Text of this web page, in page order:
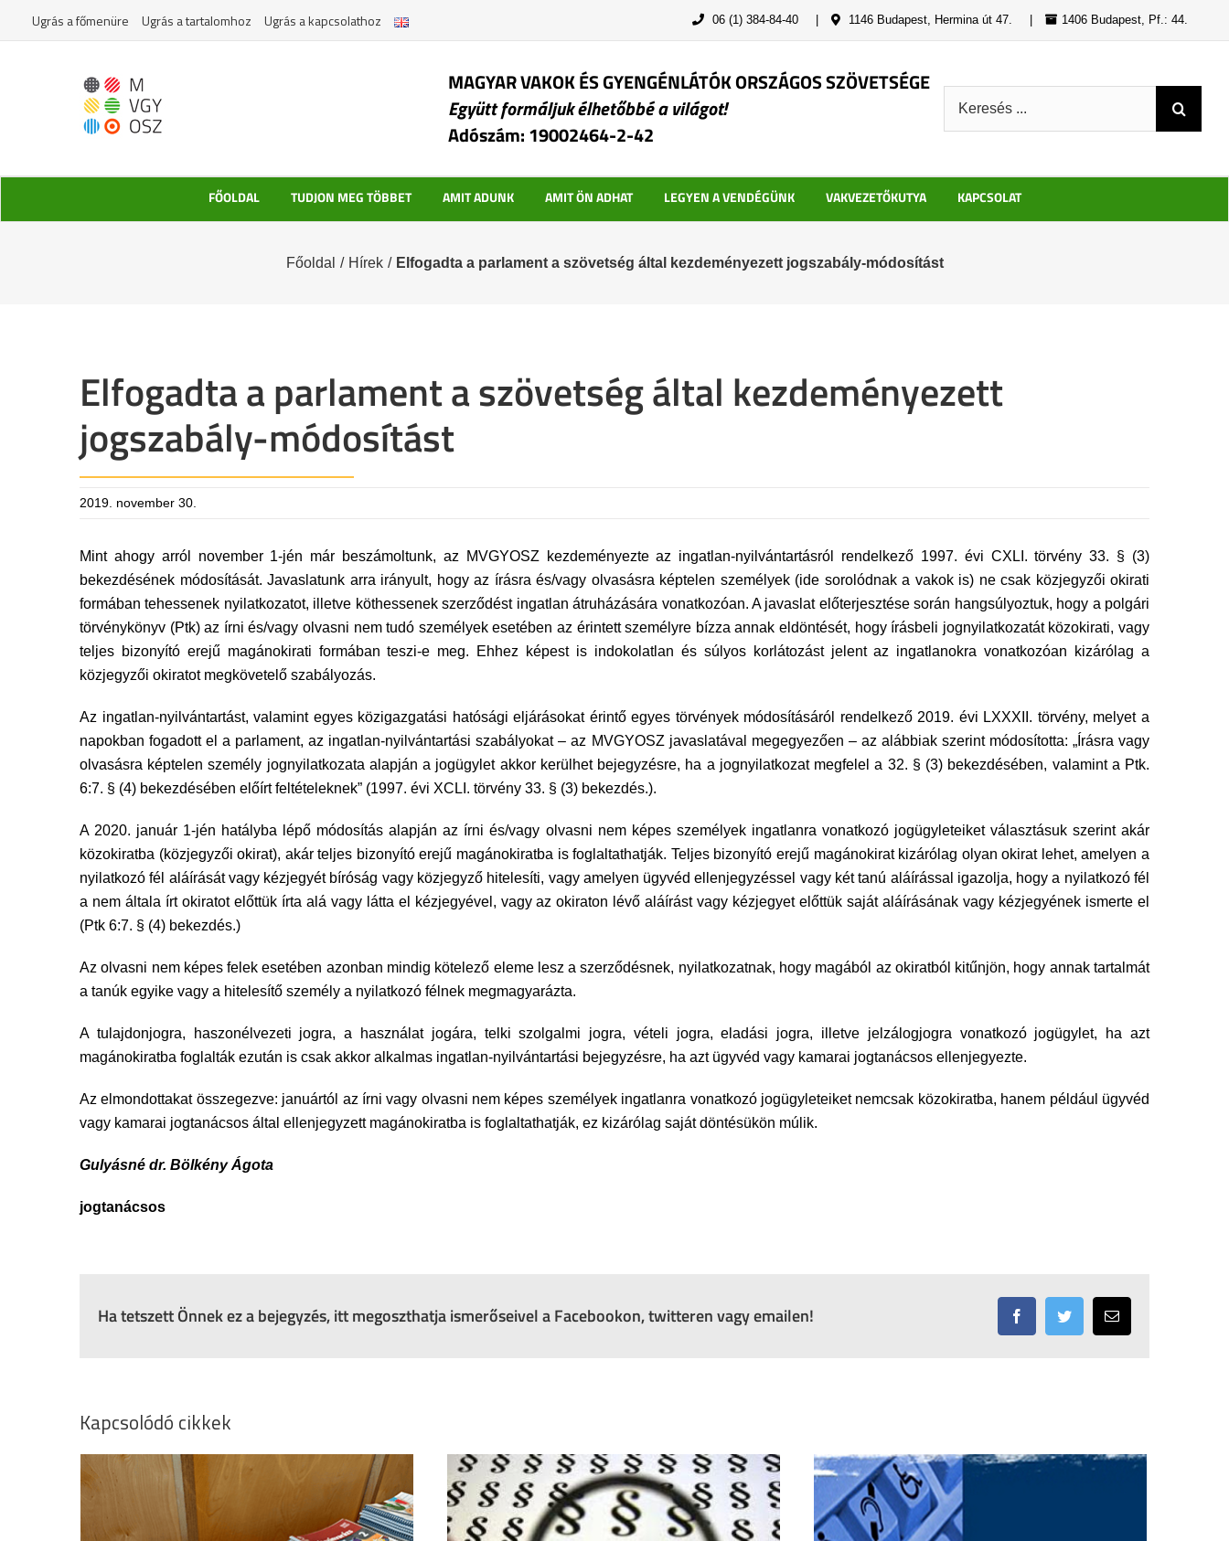
Ugrás a főmenüre Ugrás a tartalomhoz Ugrás a kapcsolathoz 06 (1) 384-84-40 1146 Budapest, Hermina út 47. 1406 Budapest, Pf.: 44.
MAGYAR VAKOK ÉS GYENGÉNLÁTÓK ORSZÁGOS SZÖVETSÉGE
Együtt formáljuk élhetőbbé a világot!
Adószám: 19002464-2-42
FŐOLDAL TUDJON MEG TÖBBET AMIT ADUNK AMIT ÖN ADHAT LEGYEN A VENDÉGÜNK VAKVEZETŐKUTYA KAPCSOLAT
Főoldal / Hírek / Elfogadta a parlament a szövetség által kezdeményezett jogszabály-módosítást
Elfogadta a parlament a szövetség által kezdeményezett
jogszabály-módosítást
2019. november 30.
Mint ahogy arról november 1-jén már beszámoltunk, az MVGYOSZ kezdeményezte az ingatlan-nyilvántartásról rendelkező 1997. évi CXLI. törvény 33. § (3)
bekezdésének módosítását. Javaslatunk arra irányult, hogy az írásra és/vagy olvasásra képtelen személyek (ide sorolódnak a vakok is) ne csak közjegyzői okirati
formában tehessenek nyilatkozatot, illetve köthessenek szerződést ingatlan átruházására vonatkozóan. A javaslat előterjesztése során hangsúlyoztuk, hogy a polgári
törvénykönyv (Ptk) az írni és/vagy olvasni nem tudó személyek esetében az érintett személyre bízza annak eldöntését, hogy írásbeli jognyilatkozatát közokirati, vagy
teljes bizonyító erejű magánokirati formában teszi-e meg. Ehhez képest is indokolatlan és súlyos korlátozást jelent az ingatlanokra vonatkozóan kizárólag a
közjegyzői okiratot megkövetelő szabályozás.
Az ingatlan-nyilvántartást, valamint egyes közigazgatási hatósági eljárásokat érintő egyes törvények módosításáról rendelkező 2019. évi LXXXII. törvény, melyet a
napokban fogadott el a parlament, az ingatlan-nyilvántartási szabályokat – az MVGYOSZ javaslatával megegyezően – az alábbiak szerint módosította: „Írásra vagy
olvasásra képtelen személy jognyilatkozata alapján a jogügylet akkor kerülhet bejegyzésre, ha a jognyilatkozat megfelel a 32. § (3) bekezdésében, valamint a Ptk.
6:7. § (4) bekezdésében előírt feltételeknek” (1997. évi XCLI. törvény 33. § (3) bekezdés.).
A 2020. január 1-jén hatályba lépő módosítás alapján az írni és/vagy olvasni nem képes személyek ingatlanra vonatkozó jogügyleteiket választásuk szerint akár
közokiratba (közjegyzői okirat), akár teljes bizonyító erejű magánokiratba is foglaltathatják. Teljes bizonyító erejű magánokirat kizárólag olyan okirat lehet, amelyen a
nyilatkozó fél aláírását vagy kézjegyét bíróság vagy közjegyző hitelesíti, vagy amelyen ügyvéd ellenjegyzéssel vagy két tanú aláírással igazolja, hogy a nyilatkozó fél
a nem általa írt okiratot előttük írta alá vagy látta el kézjegyével, vagy az okiraton lévő aláírást vagy kézjegyet előttük saját aláírásának vagy kézjegyének ismerte el
(Ptk 6:7. § (4) bekezdés.)
Az olvasni nem képes felek esetében azonban mindig kötelező eleme lesz a szerződésnek, nyilatkozatnak, hogy magából az okiratból kitűnjön, hogy annak tartalmát
a tanúk egyike vagy a hitelesítő személy a nyilatkozó félnek megmagyarázta.
A tulajdonjogra, haszonélvezeti jogra, a használat jogára, telki szolgalmi jogra, vételi jogra, eladási jogra, illetve jelzálogjogra vonatkozó jogügylet, ha azt
magánokiratba foglalták ezután is csak akkor alkalmas ingatlan-nyilvántartási bejegyzésre, ha azt ügyvéd vagy kamarai jogtanácsos ellenjegyezte.
Az elmondottakat összegezve: januártól az írni vagy olvasni nem képes személyek ingatlanra vonatkozó jogügyleteiket nemcsak közokiratba, hanem például ügyvéd
vagy kamarai jogtanácsos által ellenjegyzett magánokiratba is foglaltathatják, ez kizárólag saját döntésükön múlik.
Gulyásné dr. Bölkény Ágota
jogtanácsos
Ha tetszett Önnek ez a bejegyzés, itt megoszthatja ismerőseivel a Facebookon, twitteren vagy emailen! FacebookTwitter Email:
Kapcsolódó cikkek